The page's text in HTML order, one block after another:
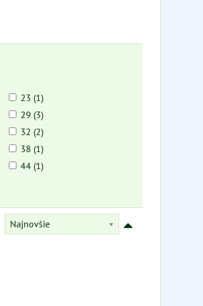
23 (1)
29 (3)
32 (2)
38 (1)
44 (1)
Najnovšie